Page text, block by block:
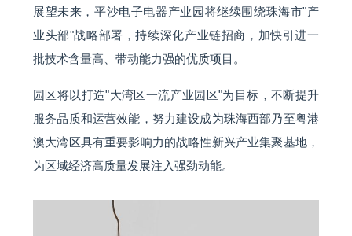
展望未来，平沙电子电器产业园将继续围绕珠海市"产
业头部"战略部署，持续深化产业链招商，加快引进一
批技术含量高、带动能力强的优质项目。
园区将以打造"大湾区一流产业园区"为目标，不断提升
服务品质和运营效能，努力建设成为珠海西部乃至粤港
澳大湾区具有重要影响力的战略性新兴产业集聚基地，
为区域经济高质量发展注入强劲动能。